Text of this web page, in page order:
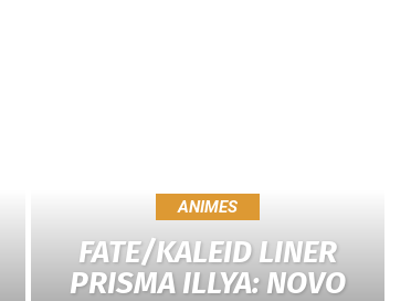
ANIMES
FATE/KALEID LINER
PRISMA ILLYA: NOVO